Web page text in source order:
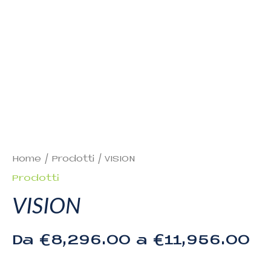
Home / Prodotti / VISION
Prodotti
VISION
Da €8,296.00 a €11,956.00